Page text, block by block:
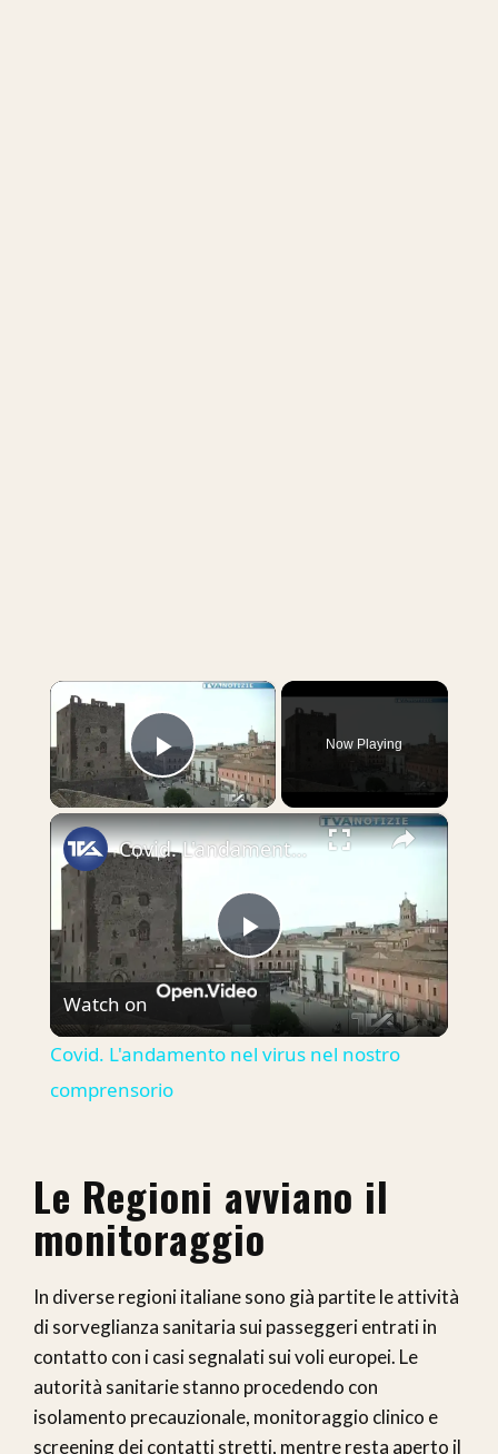
×
Play Video
Now Playing
×
Play
Video
Covid. L'andamento nel virus nel nostro comprensorio
Watch on
Covid. L'andamento nel virus nel nostro
comprensorio
Le Regioni avviano il
monitoraggio
In diverse regioni italiane sono già partite le attività
di sorveglianza sanitaria sui passeggeri entrati in
contatto con i casi segnalati sui voli europei. Le
autorità sanitarie stanno procedendo con
isolamento precauzionale, monitoraggio clinico e
screening dei contatti stretti, mentre resta aperto il